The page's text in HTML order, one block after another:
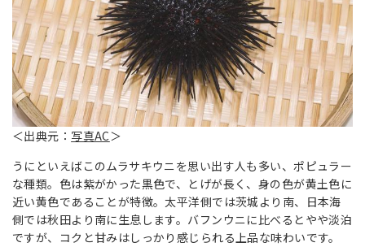
＜出典元： 写真AC＞
うにといえばこのムラサキウニを思い出す人も多い、ポピュラー
な種類。色は紫がかった黒色で、とげが長く、身の色が黄土色に
近い黄色であることが特徴。太平洋側では茨城より南、日本海
側では秋田より南に生息します。バフンウニに比べるとやや淡泊
ですが、コクと甘みはしっかり感じられる上品な味わいです。